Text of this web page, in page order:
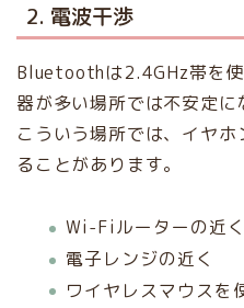
2. 電波干渉
Bluetoothは2.4GHz帯を
器が多い場所では不安定
こういう場所では、イヤ
ることがあります。
Wi-Fiルーターの近く
電子レンジの近く
ワイヤレスマウスを